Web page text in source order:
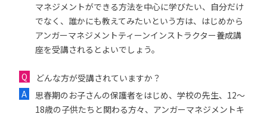
マネジメントができる方法を中心に学びたい、自分だけ
でなく、誰かにも教えてみたいという方は、はじめから
アンガーマネジメントティーンインストラクター養成講
座を受講されるとよいでしょう。
どんな方が受講されていますか？
思春期のお子さんの保護者をはじめ、学校の先生、12〜
18歳の子供たちと関わる方々、アンガーマネジメントキ